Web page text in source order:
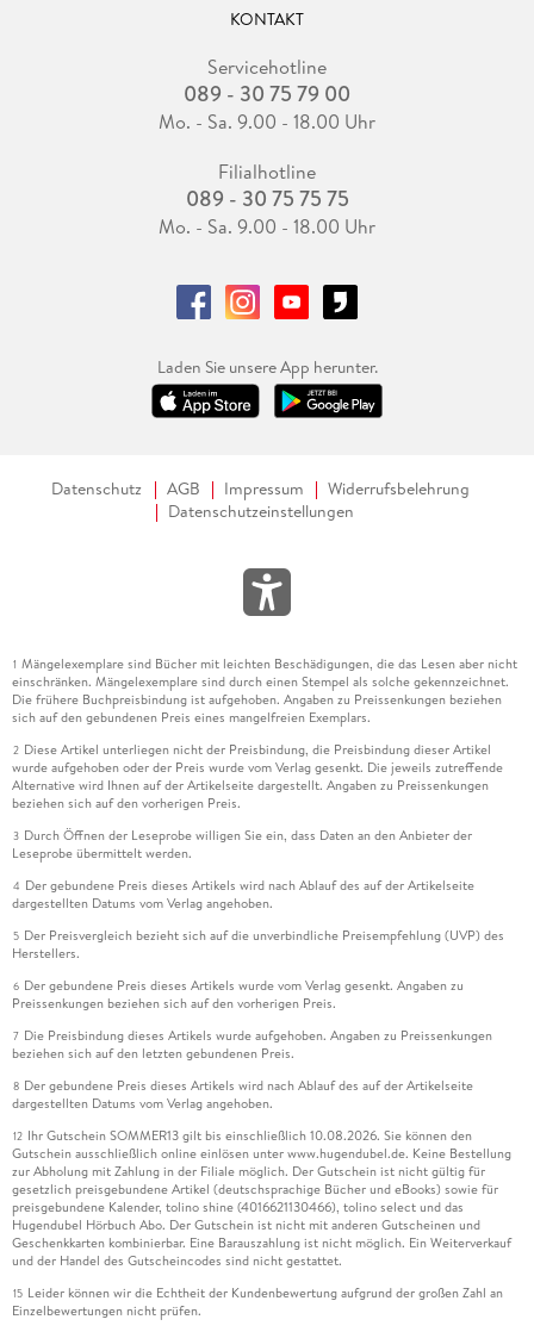
KONTAKT
Servicehotline
089 - 30 75 79 00
Mo. - Sa. 9.00 - 18.00 Uhr
Filialhotline
089 - 30 75 75 75
Mo. - Sa. 9.00 - 18.00 Uhr
Laden Sie unsere App herunter.
Datenschutz AGB Impressum
Widerrufsbelehrung
Datenschutzeinstellungen
1 Mängelexemplare sind Bücher mit leichten Beschädigungen, die das Lesen aber nicht
einschränken. Mängelexemplare sind durch einen Stempel als solche gekennzeichnet.
Die frühere Buchpreisbindung ist aufgehoben. Angaben zu Preissenkungen beziehen
sich auf den gebundenen Preis eines mangelfreien Exemplars.
2 Diese Artikel unterliegen nicht der Preisbindung, die Preisbindung dieser Artikel
wurde aufgehoben oder der Preis wurde vom Verlag gesenkt. Die jeweils zutreffende
Alternative wird Ihnen auf der Artikelseite dargestellt. Angaben zu Preissenkungen
beziehen sich auf den vorherigen Preis.
3 Durch Öffnen der Leseprobe willigen Sie ein, dass Daten an den Anbieter der
Leseprobe übermittelt werden.
4 Der gebundene Preis dieses Artikels wird nach Ablauf des auf der Artikelseite
dargestellten Datums vom Verlag angehoben.
5 Der Preisvergleich bezieht sich auf die unverbindliche Preisempfehlung (UVP) des
Herstellers.
6 Der gebundene Preis dieses Artikels wurde vom Verlag gesenkt. Angaben zu
Preissenkungen beziehen sich auf den vorherigen Preis.
7 Die Preisbindung dieses Artikels wurde aufgehoben. Angaben zu Preissenkungen
beziehen sich auf den letzten gebundenen Preis.
8 Der gebundene Preis dieses Artikels wird nach Ablauf des auf der Artikelseite
dargestellten Datums vom Verlag angehoben.
12 Ihr Gutschein SOMMER13 gilt bis einschließlich 10.08.2026. Sie können den
Gutschein ausschließlich online einlösen unter www.hugendubel.de. Keine Bestellung
zur Abholung mit Zahlung in der Filiale möglich. Der Gutschein ist nicht gültig für
gesetzlich preisgebundene Artikel (deutschsprachige Bücher und eBooks) sowie für
preisgebundene Kalender, tolino shine (4016621130466), tolino select und das
Hugendubel Hörbuch Abo. Der Gutschein ist nicht mit anderen Gutscheinen und
Geschenkkarten kombinierbar. Eine Barauszahlung ist nicht möglich. Ein Weiterverkauf
und der Handel des Gutscheincodes sind nicht gestattet.
15 Leider können wir die Echtheit der Kundenbewertung aufgrund der großen Zahl an
Einzelbewertungen nicht prüfen.